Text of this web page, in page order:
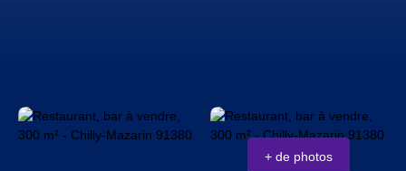
Estimation
+ de photos